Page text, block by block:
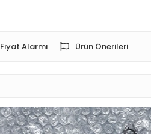
Fiyat Alarmı Ürün Önerileri